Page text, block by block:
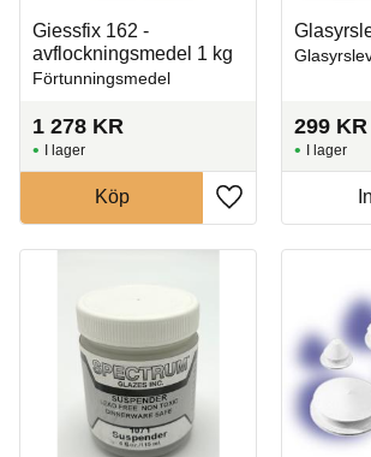
Giessfix 162 -
avflockningsmedel 1 kg
Förtunningsmedel
1 278 KR
Lägg till i favoriter
I lager
Köp
299 KR
I lager